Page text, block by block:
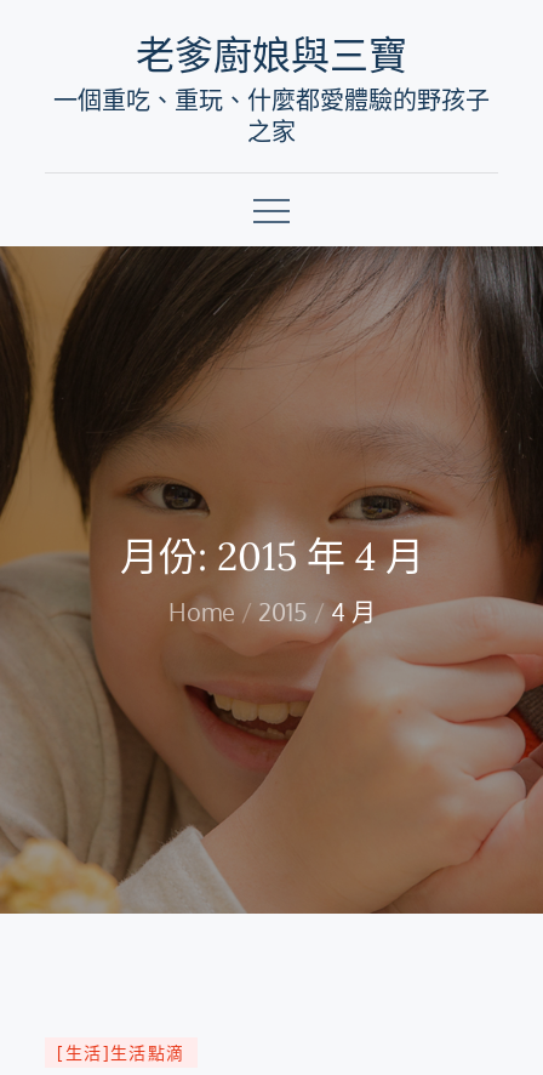
content
老爹廚娘與三寶
一個重吃、重玩、什麼都愛體驗的野孩子
之家
月份: 2015 年 4 月
Home 2015 4 月
[生活]生活點滴